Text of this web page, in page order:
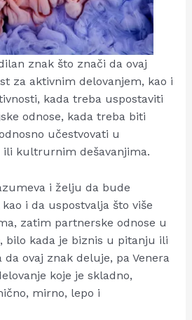
znak što znači da ovaj
za aktivnim delovanjem, kao i
kada treba uspostaviti
odnose, kada treba biti
učestvovati u
kultrurnim dešavanjima.
i želju da bude
i da uspostvalja što više
zatim partnerske odnose u
bilo kada je biznis u pitanju ili
da ovaj znak deluje, pa Venera
koje je skladno,
mirno, lepo i